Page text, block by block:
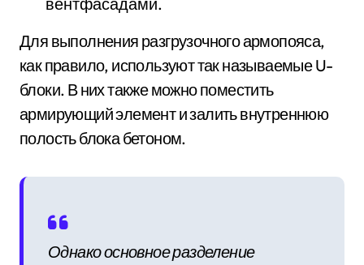
Для выполнения разгрузочного армопояса,
как правило, используют так называемые U-
блоки. В них также можно поместить
армирующий элемент и залить внутреннюю
полость блока бетоном.
Однако основное разделение